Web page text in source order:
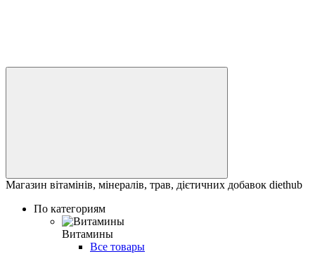
Магазин вітамінів, мінералів, трав, дієтичних добавок diethub
По категориям
Витамины
Все товары